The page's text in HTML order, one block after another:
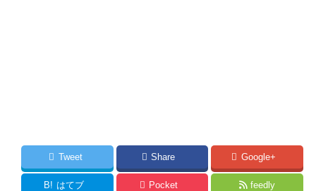
Tweet Share Google+
B! はてブ Pocket feedly